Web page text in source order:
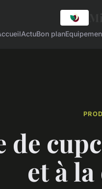
ActuBon plan
de
et à